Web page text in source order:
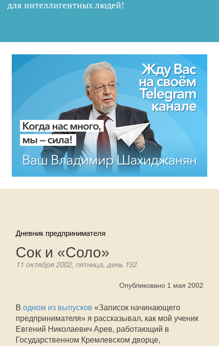
для интеллигентных людей!
Дневник предпринимателя
Сок и «Соло»
11 октября 2002, пятница, день 152
Опубликовано 1 мая 2002
В одном из выпусков «Записок начинающего
предпринимателя» я рассказывал, как мой ученик
Евгений Николаевич Арев, работающий в
Государственном Кремлевском дворце,